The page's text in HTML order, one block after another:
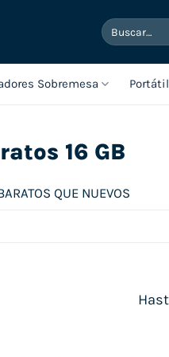
Buscar
por:
Sobremesa
16 GB
QUE NUEVOS